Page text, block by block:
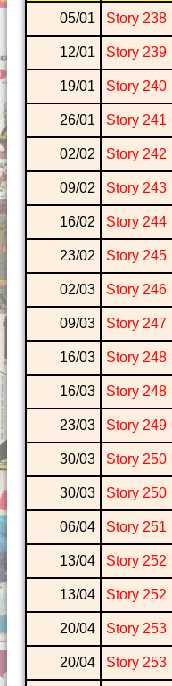
05/01
Story 238
12/01
Story 239
19/01
Story 240
26/01
Story 241
02/02
Story 242
09/02
Story 243
16/02
Story 244
23/02
Story 245
02/03
Story 246
09/03
Story 247
16/03
Story 248
16/03
Story 248
23/03
Story 249
30/03
Story 250
30/03
Story 250
06/04
Story 251
13/04
Story 252
13/04
Story 252
20/04
Story 253
20/04
Story 253